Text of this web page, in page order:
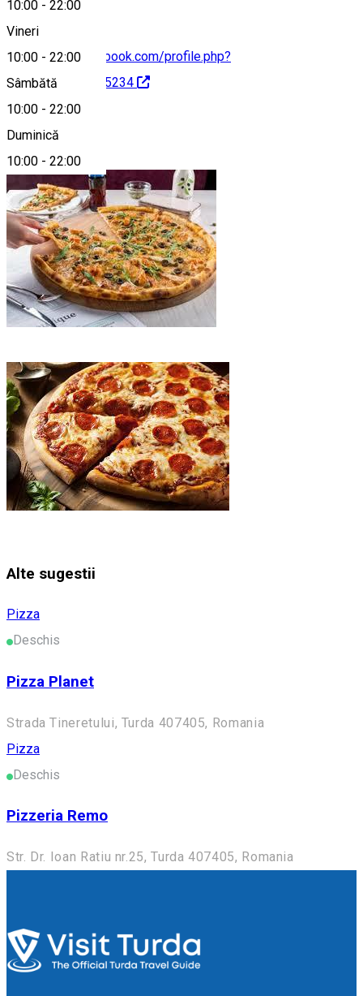
10:00 - 22:00
Vineri
10:00 - 22:00
Sâmbătă
10:00 - 22:00
Duminică
10:00 - 22:00
https://www.facebook.com/profile.php?
id=100060256285234
Despre
Alte sugestii
Pizza
Deschis
Pizza Planet
Strada Tineretului, Turda 407405, Romania
Pizza
Deschis
Pizzeria Remo
Str. Dr. Ioan Ratiu nr.25, Turda 407405, Romania